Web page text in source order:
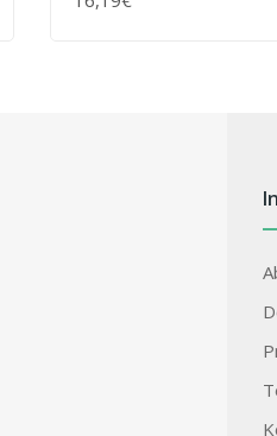
+ WARENKORB